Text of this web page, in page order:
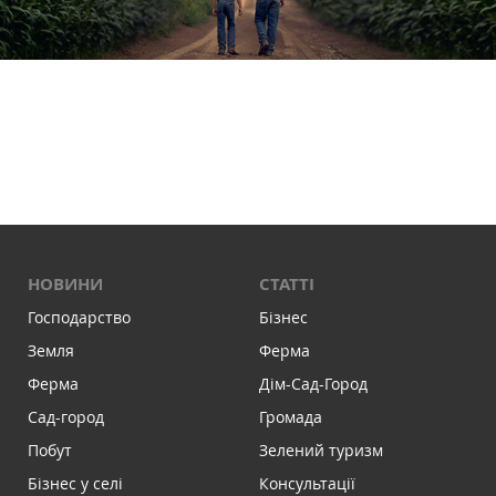
НОВИНИ
Господарство
Земля
Ферма
Сад-город
Побут
Бізнес у селі
СТАТТІ
Бізнес
Ферма
Дім-Сад-Город
Громада
Зелений туризм
Консультації